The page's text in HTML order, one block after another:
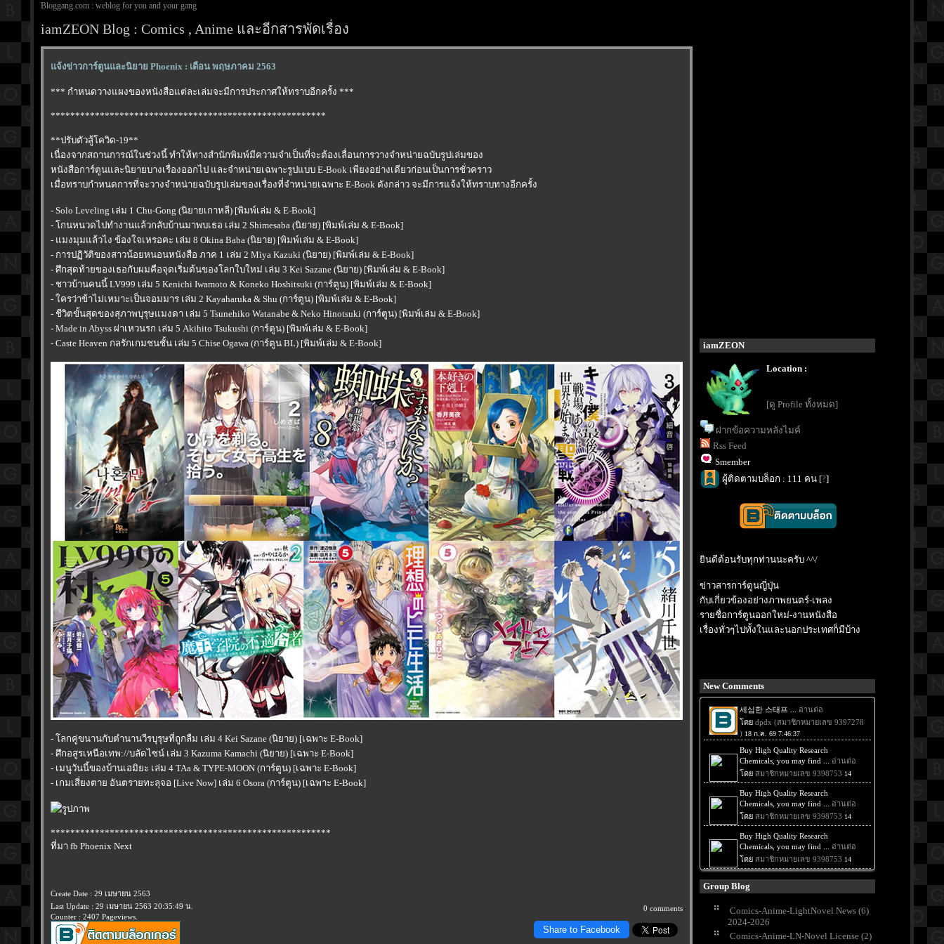
Bloggang.com : weblog for you and your gang
iamZEON Blog : Comics , Anime และอีกสารพัดเรื่อง
จ้งข่าวการ์ตูนและนิยาย Phoenix : เดือน พฤษภาคม 2563
*** กำหนดวางแผงของหนังสือแต่ละเล่มจะมีการประกาศให้ทราบอีกครั้ง ***
********************************************************
**ปรับตัวสู้โควิด-19**
เนื่องจากสถานการณ์ในช่วงนี้ ทำให้ทางสำนักพิมพ์มีความจำเป็นที่จะต้องเลื่อนการวางจำหน่ายฉบับรูปเล่มของ
หนังสือการ์ตูนและนิยายบางเรื่องออกไป และจำหน่ายเฉพาะรูปแบบ E-Book เพียงอย่างเดียวก่อนเป็นการชั่วคราว
เมื่อทราบกำหนดการที่จะวางจำหน่ายฉบับรูปเล่มของเรื่องที่จำหน่ายเฉพาะ E-Book ดังกล่าว จะมีการแจ้งให้ทราบทางอีกครั้ง
- Solo Leveling เล่ม 1 Chu-Gong (นิยายเกาหลี) [พิมพ์เล่ม & E-Book]
- โกนหนวดไปทำงานแล้วกลับบ้านมาพบเธอ เล่ม 2 Shimesaba (นิยาย) [พิมพ์เล่ม & E-Book]
- แมงมุมแล้วไง ข้องใจเหรอคะ เล่ม 8 Okina Baba (นิยาย) [พิมพ์เล่ม & E-Book]
- การปฏิวัติของสาวน้อยหนอนหนังสือ ภาค 1 เล่ม 2 Miya Kazuki (นิยาย) [พิมพ์เล่ม & E-Book]
- ศึกสุดท้ายของเธอกับผมคือจุดเริ่มต้นของโลกใบใหม่ เล่ม 3 Kei Sazane (นิยาย) [พิมพ์เล่ม & E-Book]
- ชาวบ้านคนนี้ LV999 เล่ม 5 Kenichi Iwamoto & Koneko Hoshitsuki (การ์ตูน) [พิมพ์เล่ม & E-Book]
- ใครว่าข้าไม่เหมาะเป็นจอมมาร เล่ม 2 Kayaharuka & Shu (การ์ตูน) [พิมพ์เล่ม & E-Book]
- ชีวิตขั้นสุดของสุภาพบุรุษแมงดา เล่ม 5 Tsunehiko Watanabe & Neko Hinotsuki (การ์ตูน) [พิมพ์เล่ม & E-Book]
- Made in Abyss ผ่าเหวนรก เล่ม 5 Akihito Tsukushi (การ์ตูน) [พิมพ์เล่ม & E-Book]
- Caste Heaven กลรักเกมชนชั้น เล่ม 5 Chise Ogawa (การ์ตูน BL) [พิมพ์เล่ม & E-Book]
- โลกคู่ขนานกับตำนานวีรบุรุษที่ถูกลืม เล่ม 4 Kei Sazane (นิยาย) [เฉพาะ E-Book]
- ศึกอสูรเหนือเทพ://บลัดไซน์ เล่ม 3 Kazuma Kamachi (นิยาย) [เฉพาะ E-Book]
- เมนูวันนี้ของบ้านเอมิยะ เล่ม 4 TAa & TYPE-MOON (การ์ตูน) [เฉพาะ E-Book]
- เกมเสี่ยงตาย อันตรายทะลุจอ [Live Now] เล่ม 6 Osora (การ์ตูน) [เฉพาะ E-Book]
*********************************************************
ที่มา fb Phoenix Next
Create Date : 29 เมษายน 2563
Last Update : 29 เมษายน 2563 20:35:49 น.
Counter : 2407 Pageviews.
0 comments
Share to Facebook
iamZEON
Location :
[ดู Profile ทั้งหมด]
ฝากข้อความหลังไมค์
Rss Feed
Smember
ผู้ติดตามบล็อก : 111 คน [?]
ินดีต้อนรับทุกท่านนะครับ ^^/
ข่าวสารการ์ตูนญี่ปุ่น
กับเกี่ยวข้องอย่างภาพยนตร์-เพลง
รายชื่อการ์ตูนออกใหม่-งานหนังสือ
เรื่องทั่วๆไปทั้งในและนอกประเทศก็มีบ้าง
New Comments
Group Blog
Comics-Anime-LightNovel News (6)
2024-2026
Comics-Anime-LN-Novel License (2)